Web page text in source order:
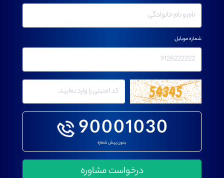
90001030
بدون پیش شماره
شماره موبایل